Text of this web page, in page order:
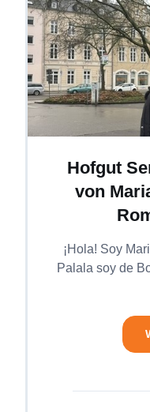
Hofgut
von
¡Hola! Soy
Palala soy de